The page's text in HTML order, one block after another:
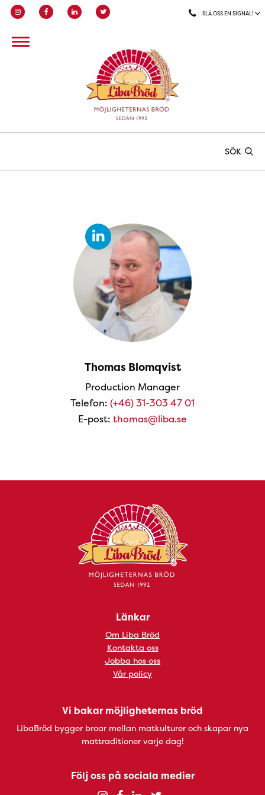
SLÅ OSS EN SIGNAL!
SÖK
Thomas Blomqvist
Production Manager
Telefon: (+46) 31-303 47 01
E-post: thomas@liba.se
Länkar
Om Liba Bröd
Kontakta oss
Jobba hos oss
Vår policy
Vi bakar möjligheternas bröd
LibaBröd bygger broar mellan matkulturer och skapar nya
mattraditioner varje dag!
Följ oss på sociala medier